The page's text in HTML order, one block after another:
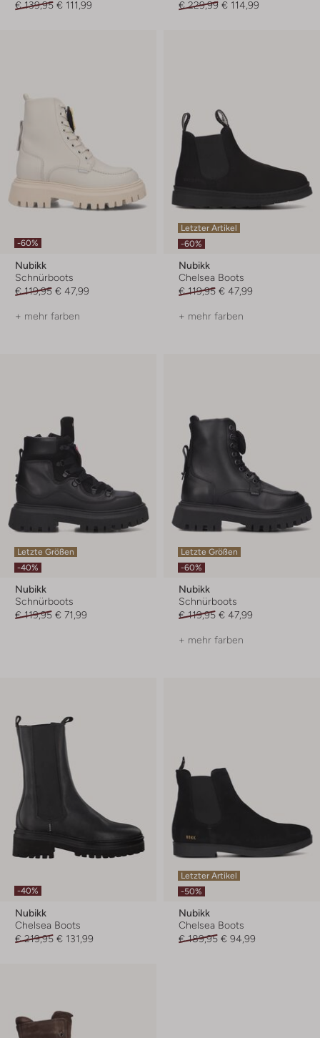
€ 139,95 € 111,99 € 229,99 € 114,99
-60%
Nubikk
Schnürboots
€ 119,95 € 47,99
+ mehr farben
Letzter Artikel
-60%
Nubikk
Chelsea Boots
€ 119,95 € 47,99
+ mehr farben
Letzte Größen
-40%
Nubikk
Schnürboots
€ 119,95 € 71,99
Letzte Größen
-60%
Nubikk
Schnürboots
€ 119,95 € 47,99
+ mehr farben
-40%
Nubikk
Chelsea Boots
€ 219,95 € 131,99
Letzter Artikel
-50%
Nubikk
Chelsea Boots
€ 189,95 € 94,99